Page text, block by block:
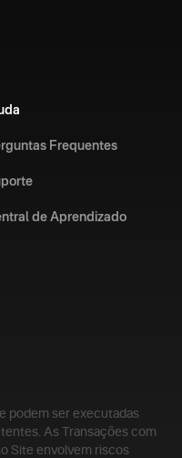
Frequentes
de Aprendizado
podem ser executadas
As Transações com
Site envolvem riscos